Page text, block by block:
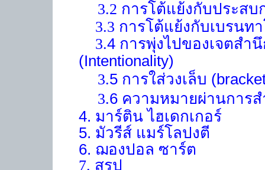
3.2 การโต้แย้งกับประส
3.3 การโต้แย้งกับเบรนท
3.4 การพุ่งไปของเจตสำ
(Intentionality)
3.5 การใส่วงเล็บ
3.6 ความหมายผ่านการ
4. มาร์ติน ไฮเดกเกอร์
5. มัวรีส์ แมร์โลปงตี
6. ฌองปอล ซาร์ต
7. สรุป